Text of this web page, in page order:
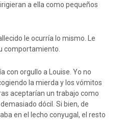
a ella como pequeños
le ocurría lo mismo. Le
comportamiento.
con orgullo a Louise. Yo no
la mierda y los vómitos
aceptarían un trabajo como
dócil. Si bien, de
en el lecho conyugal, el resto